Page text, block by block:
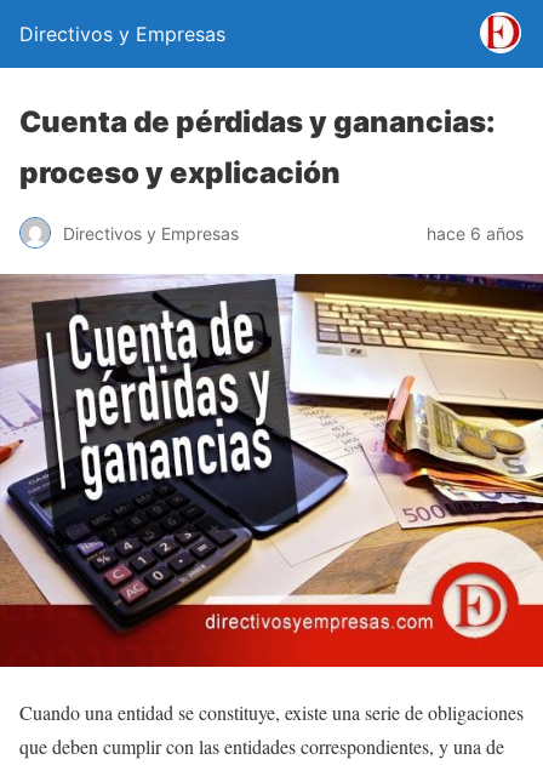
Directivos y Empresas
Cuenta de pérdidas y ganancias:
proceso y explicación
Directivos y Empresas hace 6 años
Cuando una entidad se constituye, existe una serie de obligaciones
que deben cumplir con las entidades correspondientes, y una de